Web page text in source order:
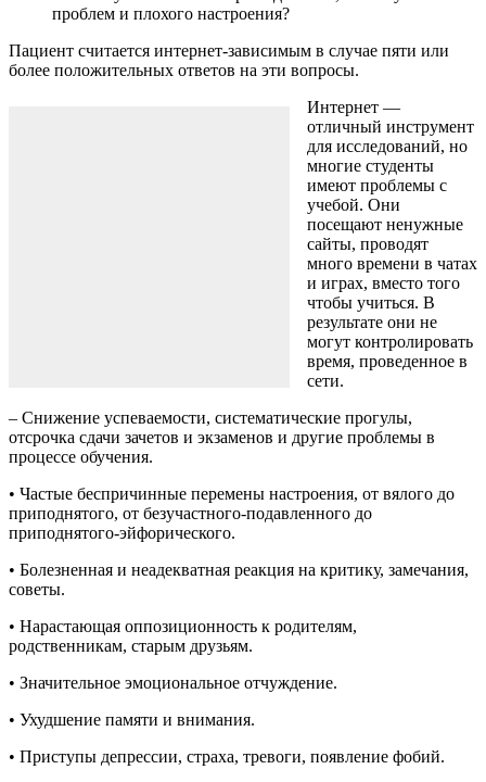
проблем и плохого настроения?
Пациент считается интернет-зависимым в случае пяти или
более положительных ответов на эти вопросы.
Интернет —
отличный инструмент
для исследований, но
многие студенты
имеют проблемы с
учебой. Они
посещают ненужные
сайты, проводят
много времени в чатах
и играх, вместо того
чтобы учиться. В
результате они не
могут контролировать
время, проведенное в
сети.
– Снижение успеваемости, систематические прогулы,
отсрочка сдачи зачетов и экзаменов и другие проблемы в
процессе обучения.
• Частые беспричинные перемены настроения, от вялого до
приподнятого, от безучастного-подавленного до
приподнятого-эйфорического.
• Болезненная и неадекватная реакция на критику, замечания,
советы.
• Нарастающая оппозиционность к родителям,
родственникам, старым друзьям.
• Значительное эмоциональное отчуждение.
• Ухудшение памяти и внимания.
• Приступы депрессии, страха, тревоги, появление фобий.